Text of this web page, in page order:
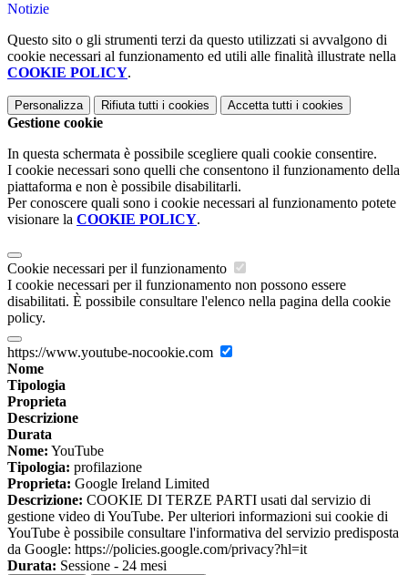
Notizie
Questo sito o gli strumenti terzi da questo utilizzati si avvalgono di
cookie necessari al funzionamento ed utili alle finalità illustrate nella
COOKIE POLICY.
Personalizza Rifiuta tutti i cookies Accetta tutti i cookies
Gestione cookie
In questa schermata è possibile scegliere quali cookie consentire.
I cookie necessari sono quelli che consentono il funzionamento della
piattaforma e non è possibile disabilitarli.
Per conoscere quali sono i cookie necessari al funzionamento potete
visionare la COOKIE POLICY.
Cookie necessari per il funzionamento
I cookie necessari per il funzionamento non possono essere
disabilitati. È possibile consultare l'elenco nella pagina della cookie
policy.
https://www.youtube-nocookie.com
Nome
Tipologia
Proprieta
Descrizione
Durata
Nome: YouTube
Tipologia: profilazione
Proprieta: Google Ireland Limited
Descrizione: COOKIE DI TERZE PARTI usati dal servizio di
gestione video di YouTube. Per ulteriori informazioni sui cookie di
YouTube è possibile consultare l'informativa del servizio predisposta
da Google: https://policies.google.com/privacy?hl=it
Durata: Sessione - 24 mesi